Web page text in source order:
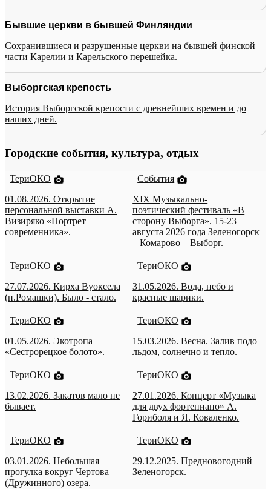
Бывшие церкви в бывшей Финляндии
Сохранившиеся и разрушенные церкви на бывшей финской
части Карелии и Карельского перешейка.
Выборгская крепость
История Выборгской крепости с древнейших времен и до
наших дней.
Городские события, культура, отдых
ТериОКО
01.08.2026. Открытие
персональной выставки А.
Визиряко «Портрет
современника».
События
XIX Музыкально-
поэтический фестиваль «В
сторону Выборга». 15-23
августа 2026 года Зеленогорск
– Комарово – Выборг.
ТериОКО
27.07.2026. Кирха Вуоксела
(п.Ромашки). Было - стало.
ТериОКО
31.05.2026. Вода, небо и
красные шарики.
ТериОКО
01.05.2026. Экотропа
«Сестрорецкое болото».
ТериОКО
15.03.2026. Весна. Залив подо
льдом, солнечно и тепло.
ТериОКО
13.02.2026. Закатов мало не
бывает.
ТериОКО
27.01.2026. Концерт «Музыка
для двух фортепиано» А.
Гориболя и Я. Коваленко.
ТериОКО
03.01.2026. Небольшая
прогулка вокруг Чертова
(Дружинного) озера.
ТериОКО
29.12.2025. Предновогодний
Зеленогорск.